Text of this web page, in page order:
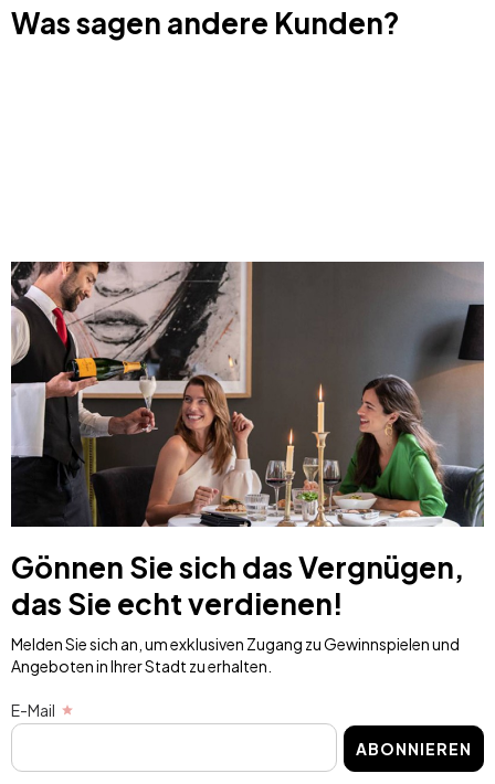
Was sagen andere Kunden?
Gönnen Sie sich das Vergnügen,
das Sie echt verdienen!
Melden Sie sich an, um exklusiven Zugang zu Gewinnspielen und
Angeboten in Ihrer Stadt zu erhalten.
E-Mail
ABONNIEREN